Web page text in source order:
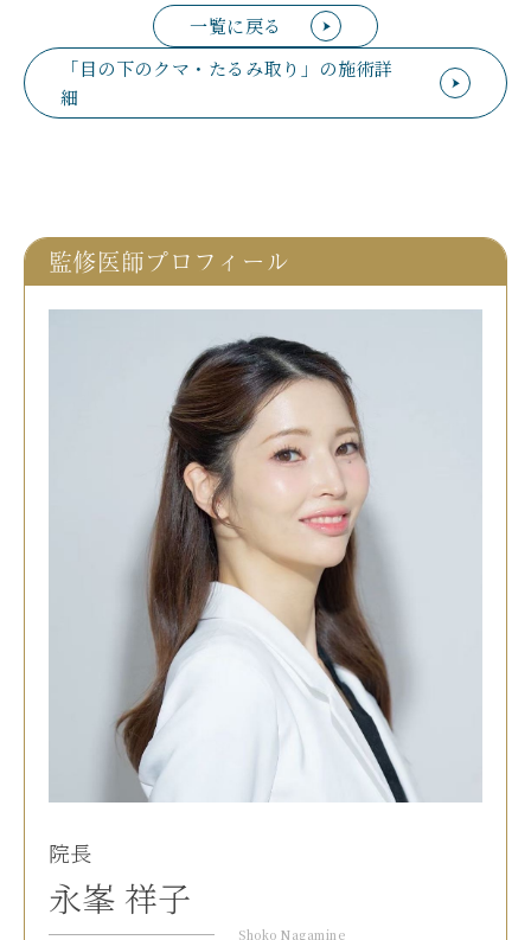
一覧に戻る
「目の下のクマ・たるみ取り」の施術詳
細
監修医師プロフィール
院長
永峯 祥子
Shoko Nagamine